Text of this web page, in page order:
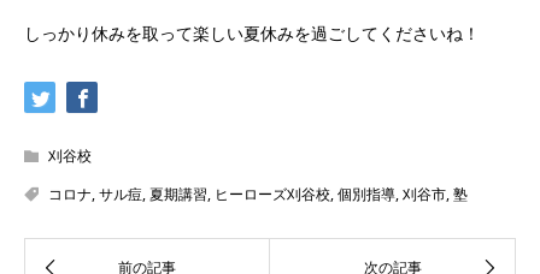
しっかり休みを取って楽しい夏休みを過ごしてくださいね！
刈谷校
コロナ,サル痘,夏期講習, ヒーローズ刈谷校,個別指導,刈谷市,塾